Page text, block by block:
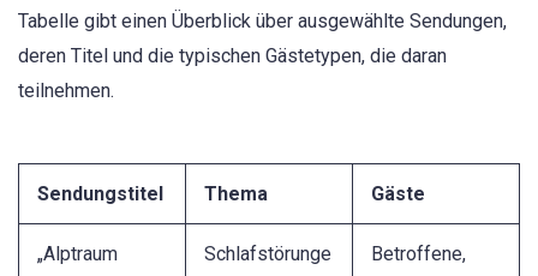
Tabelle gibt einen Überblick über ausgewählte Sendungen,
deren Titel und die typischen Gästetypen, die daran
teilnehmen.
Sendungstitel Thema Gäste
„Alptraum
Schlafstörunge
Betroffene,